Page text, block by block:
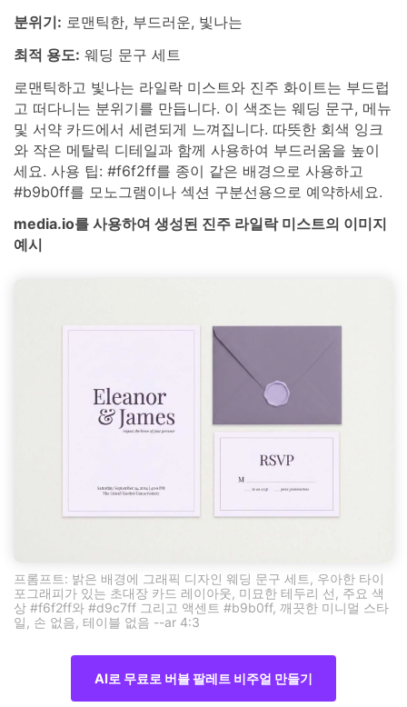
분위기: 로맨틱한, 부드러운, 빛나는
최적 용도: 웨딩 문구 세트
로맨틱하고 빛나는 라일락 미스트와 진주 화이트는 부드럽
고 떠다니는 분위기를 만듭니다. 이 색조는 웨딩 문구, 메뉴
및 서약 카드에서 세련되게 느껴집니다. 따뜻한 회색 잉크
와 작은 메탈릭 디테일과 함께 사용하여 부드러움을 높이
세요. 사용 팁: #f6f2ff를 종이 같은 배경으로 사용하고
#b9b0ff를 모노그램이나 섹션 구분선용으로 예약하세요.
media.io를 사용하여 생성된 진주 라일락 미스트의 이미지
예시
프롬프트: 밝은 배경에 그래픽 디자인 웨딩 문구 세트, 우아한 타이
포그래피가 있는 초대장 카드 레이아웃, 미묘한 테두리 선, 주요 색
상 #f6f2ff와 #d9c7ff 그리고 액센트 #b9b0ff, 깨끗한 미니멀 스타
일, 손 없음, 테이블 없음 --ar 4:3
AI로 무료로 버블 팔레트 비주얼 만들기